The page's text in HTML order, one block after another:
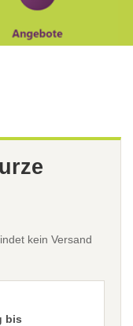
kein Versand
bis